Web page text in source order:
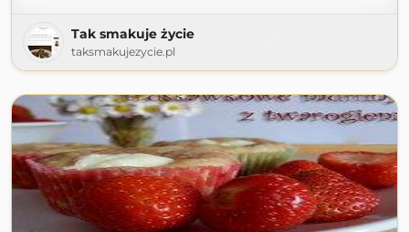
Tak smakuje życie
taksmakujezycie.pl